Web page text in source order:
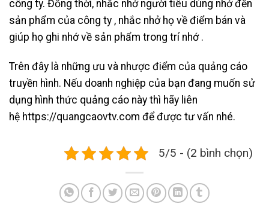
công ty. Đồng thời, nhắc nhở người tiêu dùng nhớ đến
sản phẩm của công ty , nhắc nhở họ về điểm bán và
giúp họ ghi nhớ về ​​sản phẩm trong trí nhớ .
Trên đây là những ưu và nhược điểm của quảng cáo
truyền hình. Nếu doanh nghiệp của bạn đang muốn sử
dụng hình thức quảng cáo này thì hãy liên
hệ https://quangcaovtv.com để được tư vấn nhé.
5/5 - (2 bình chọn)